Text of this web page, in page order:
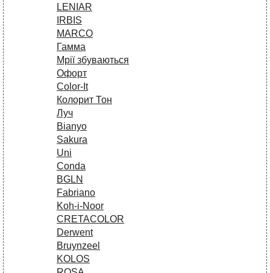
LENIAR
IRBIS
MARCO
Гамма
Мрії збуваються
Офорт
Сolor-It
Колорит Тон
Луч
Bianyo
Sakura
Uni
Conda
BGLN
Fabriano
Koh-i-Noor
CRETACOLOR
Derwent
Bruynzeel
KOLOS